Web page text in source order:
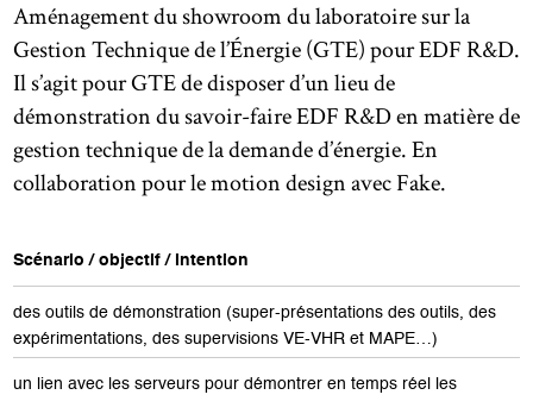
Aménagement du showroom du laboratoire sur la
Gestion Technique de l’Énergie (GTE) pour EDF R&D.
Il s’agit pour GTE de disposer d’un lieu de
démonstration du savoir-faire EDF R&D en matière de
gestion technique de la demande d’énergie. En
collaboration pour le motion design avec Fake.
Scénario / objectif / intention
des outils de démonstration (super-présentations des outils, des
expérimentations, des supervisions VE-VHR et MAPE…)
un lien avec les serveurs pour démontrer en temps réel les